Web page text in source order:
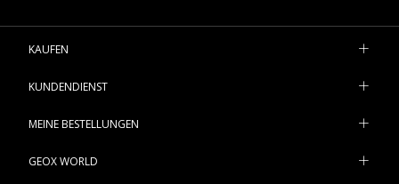
KAUFEN
KUNDENDIENST
MEINE BESTELLUNGEN
GEOX WORLD